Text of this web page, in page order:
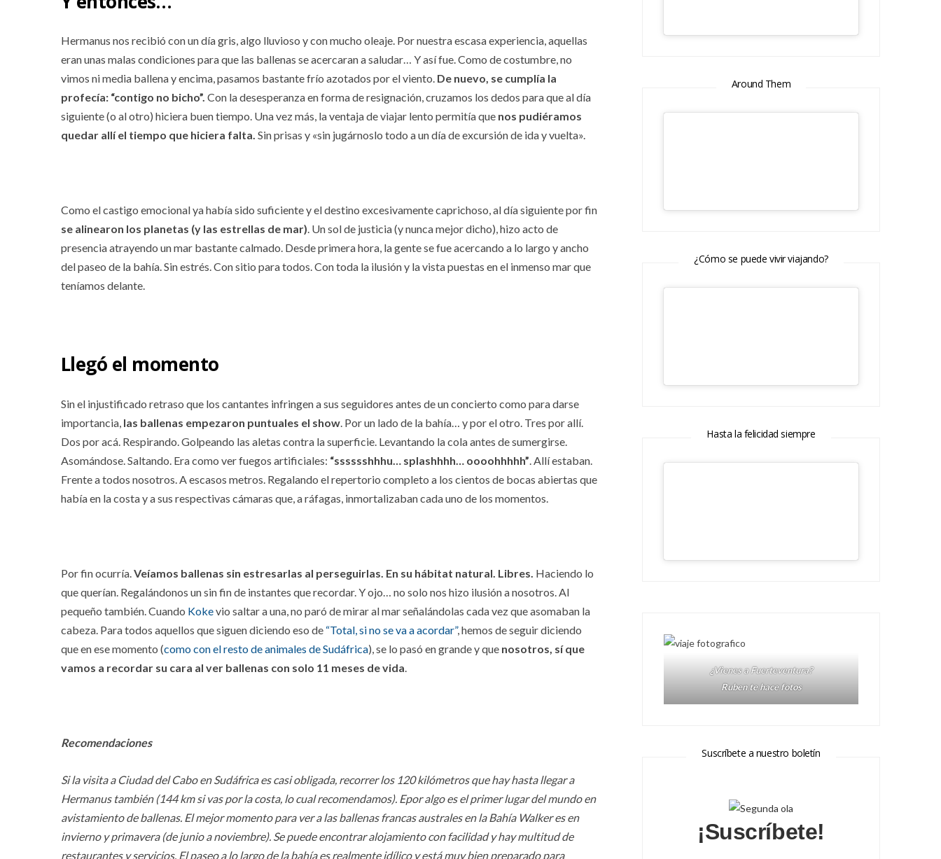
Hermanus nos recibió con un día gris, algo lluvioso y con mucho oleaje. Por nuestra escasa experiencia, aquellas
eran unas malas condiciones para que las ballenas se acercaran a saludar… Y así fue. Como de costumbre, no
vimos ni media ballena y encima, pasamos bastante frío azotados por el viento. De nuevo, se cumplía la
profecía: “contigo no bicho”. Con la desesperanza en forma de resignación, cruzamos los dedos para que al día
siguiente (o al otro) hiciera buen tiempo. Una vez más, la ventaja de viajar lento permitía que nos pudiéramos
quedar allí el tiempo que hiciera falta. Sin prisas y «sin jugárnoslo todo a un día de excursión de ida y vuelta».
Como el castigo emocional ya había sido suficiente y el destino excesivamente caprichoso, al día siguiente por fin
se alinearon los planetas (y las estrellas de mar). Un sol de justicia (y nunca mejor dicho), hizo acto de
presencia atrayendo un mar bastante calmado. Desde primera hora, la gente se fue acercando a lo largo y ancho
del paseo de la bahía. Sin estrés. Con sitio para todos. Con toda la ilusión y la vista puestas en el inmenso mar que
teníamos delante.
Llegó el momento
Sin el injustificado retraso que los cantantes infringen a sus seguidores antes de un concierto como para darse
importancia, las ballenas empezaron puntuales el show . Por un lado de la bahía… y por el otro. Tres por allí.
Dos por acá. Respirando. Golpeando las aletas contra la superficie. Levantando la cola antes de sumergirse.
Asomándose. Saltando. Era como ver fuegos artificiales: “sssssshhhu… splashhhh… oooohhhhh” . Allí estaban.
Frente a todos nosotros. A escasos metros. Regalando el repertorio completo a los cientos de bocas abiertas que
había en la costa y a sus respectivas cámaras que, a ráfagas, inmortalizaban cada uno de los momentos.
Por fin ocurría. Veíamos ballenas sin estresarlas al perseguirlas. En su hábitat natural. Libres. Haciendo lo
que querían. Regalándonos un sin fin de instantes que recordar. Y ojo… no solo nos hizo ilusión a nosotros. Al
pequeño también. Cuando Kokevio saltar a una, no paró de mirar al mar señalándolas cada vez que asomaban la
cabeza. Para todos aquellos que siguen diciendo eso de “Total, si no se va a acordar”, hemos de seguir diciendo
que en ese momento (como con el resto de animales de Sudáfrica), se lo pasó en grande y que nosotros, sí que
vamos a recordar su cara al ver ballenas con solo 11 meses de vida
Recomendaciones
Si la visita a Ciudad del Cabo en Sudáfrica es casi obligada, recorrer los 120 kilómetros que hay hasta llegar a
Hermanus también (144 km si vas por la costa, lo cual recomendamos). Epor algo es el primer lugar del mundo en
avistamiento de ballenas. El mejor momento para ver a las ballenas francas australes en la Bahía Walker es en
invierno y primavera (de junio a noviembre). Se puede encontrar alojamiento con facilidad y hay multitud de
restaurantes y servicios. El paseo a lo largo de la bahía es realmente idílico y está muy bien preparado para
Around Them
¿Cómo se puede vivir viajando?
Hasta la felicidad siempre
¿Vienes a Fuerteventura?
Ruben te hace fotos
Suscríbete a nuestro boletín
¡Suscríbete!